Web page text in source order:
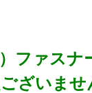
ファスナ
ざいませ